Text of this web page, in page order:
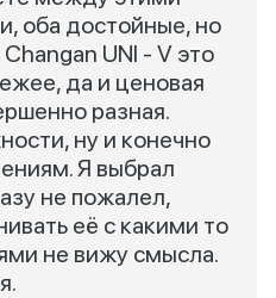
оба достойные, но
UNI - V это
да и ценовая
разная.
ну и конечно
Я выбрал
не пожалел,
её с какими то
не вижу смысла.